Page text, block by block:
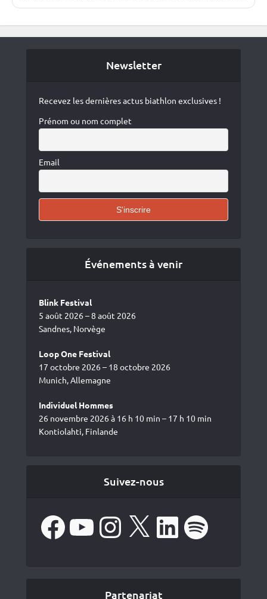
Newsletter
Recevez les dernières actus biathlon exclusives !
Prénom ou nom complet
Email
Événements à venir
Blink Festival
5 août 2026 – 8 août 2026
Sandnes, Norvège
Loop One Festival
17 octobre 2026 – 18 octobre 2026
Munich, Allemagne
Individuel Hommes
26 novembre 2026 à 16 h 10 min – 17 h 10 min
Kontiolahti, Finlande
Suivez-nous
Facebook Instagram LinkedIn Spotify
Partenariat